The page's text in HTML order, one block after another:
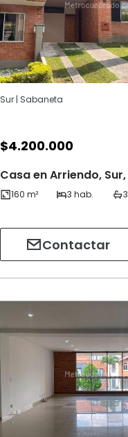
Sur | Sabaneta
$4.200.000
Casa en Arriendo,
Contactar